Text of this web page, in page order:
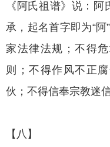
《阿氏祖谱》说：
承，起名首字即为“阿
家法律法规；不得
则；不得作风不正
伙；不得信奉宗教迷信
【八】